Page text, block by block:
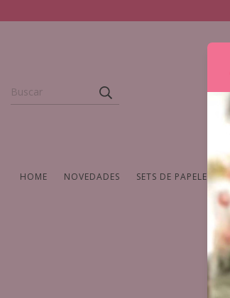
HOME NOVEDADES SETS DE PAPELERIA